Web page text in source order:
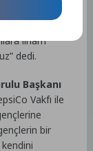
bulacaklar.
ilham
dedi.
Başkanı
Vakfı ile
bir